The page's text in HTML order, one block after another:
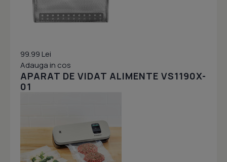
99.99 Lei
Adauga in cos
APARAT DE VIDAT ALIMENTE VS1190X-
01